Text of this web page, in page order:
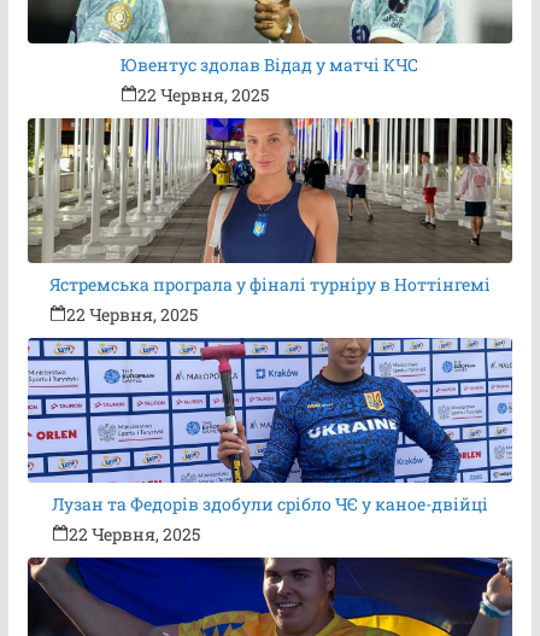
Ювентус здолав Відад у матчі КЧС
22 Червня, 2025
Ястремська програла у фіналі турніру в Ноттінгемі
22 Червня, 2025
Лузан та Федорів здобули срібло ЧЄ у каное-двійці
22 Червня, 2025